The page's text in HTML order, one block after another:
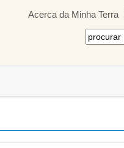
Acerca da Minha Terra